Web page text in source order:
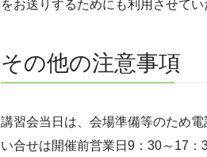
をお送りするためにも利用させてい
その他の注意事項
講習会当日は、会場準備等のため
い合せは開催前営業日9：30～17：